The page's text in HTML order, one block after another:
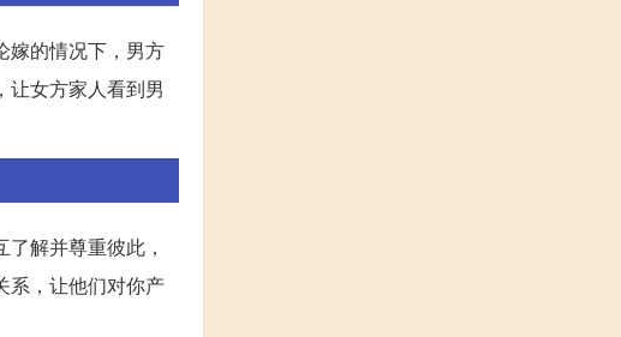
嫁的情况下，男方
让女方家人看到男
解并尊重彼此，
系，让他们对你产